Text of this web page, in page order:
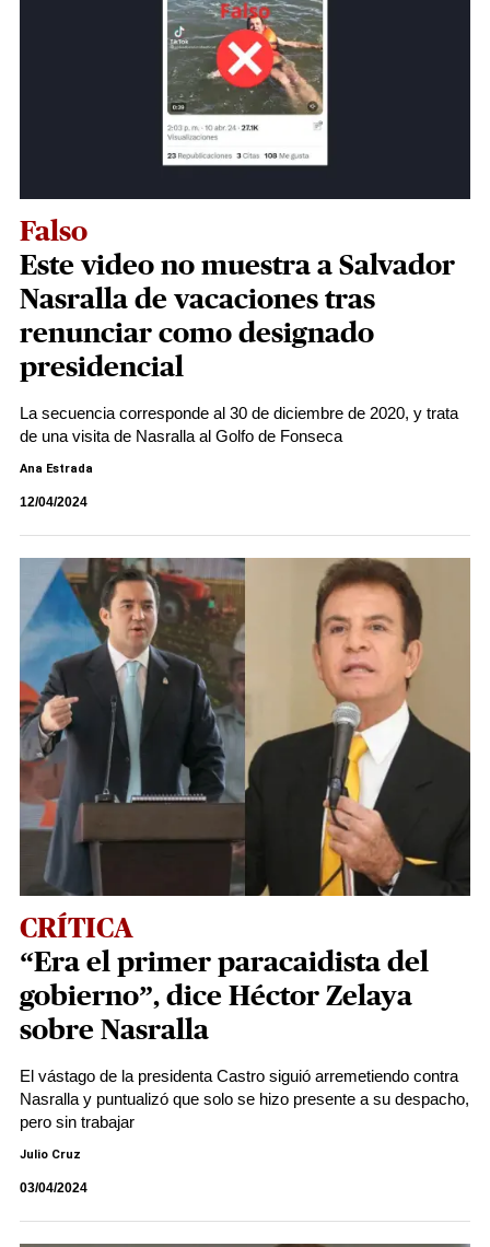
Falso
Este video no muestra a Salvador
Nasralla de vacaciones tras
renunciar como designado
presidencial
La secuencia corresponde al 30 de diciembre de 2020, y trata
de una visita de Nasralla al Golfo de Fonseca
Ana Estrada
12/04/2024
CRÍTICA
“Era el primer paracaidista del
gobierno”, dice Héctor Zelaya
sobre Nasralla
El vástago de la presidenta Castro siguió arremetiendo contra
Nasralla y puntualizó que solo se hizo presente a su despacho,
pero sin trabajar
Julio Cruz
03/04/2024